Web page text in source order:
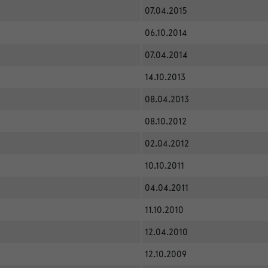
07.04.2015
06.10.2014
07.04.2014
14.10.2013
08.04.2013
08.10.2012
02.04.2012
10.10.2011
04.04.2011
11.10.2010
12.04.2010
12.10.2009